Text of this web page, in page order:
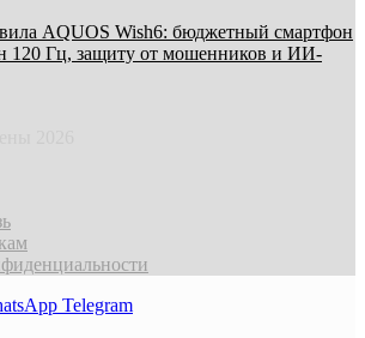
AQUOS Wish6: бюджетный смартфон
120 Гц, защиту от мошенников и ИИ-
Telegram